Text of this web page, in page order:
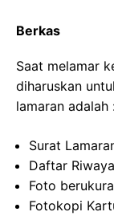
Berkas
Saat melamar
diharuskan
lamaran adalah
Surat
Daftar
Foto
Fotokopi